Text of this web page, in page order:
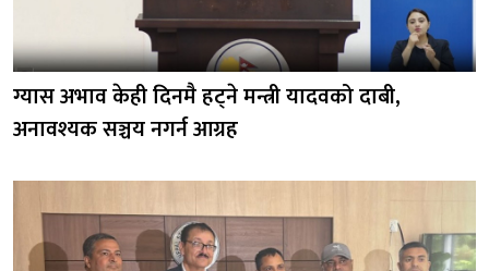
ग्यास अभाव केही दिनमै हट्ने मन्त्री यादवको दाबी,
अनावश्यक सञ्चय नगर्न आग्रह